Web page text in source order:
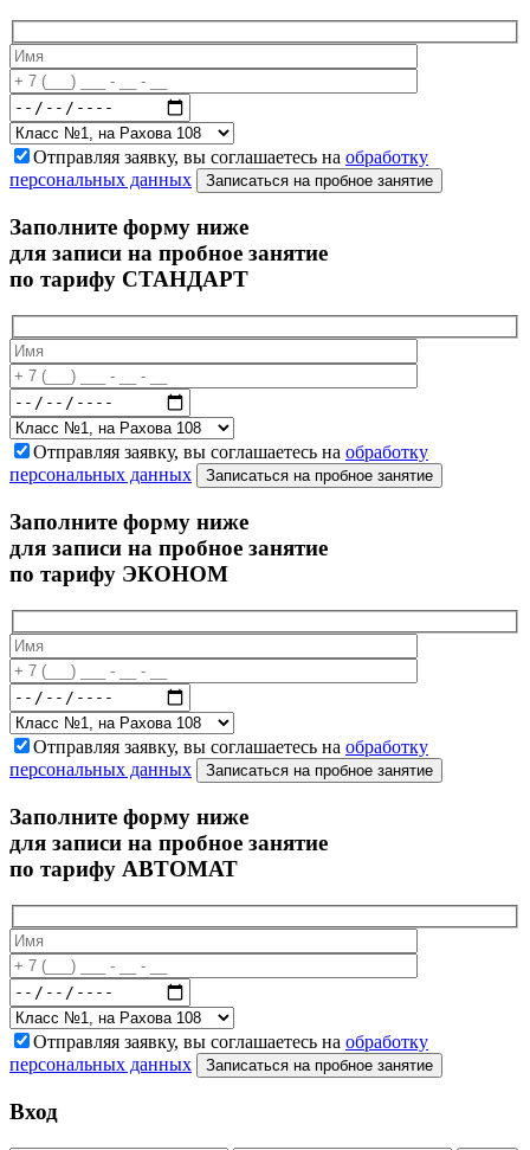
Отправляя заявку, вы соглашаетесь на обработку
персональных данных
Записаться на пробное занятие
Заполните форму ниже
для записи на пробное занятие
по тарифу СТАНДАРТ
Отправляя заявку, вы соглашаетесь на обработку
персональных данных
Записаться на пробное занятие
Заполните форму ниже
для записи на пробное занятие
по тарифу ЭКОНОМ
Отправляя заявку, вы соглашаетесь на обработку
персональных данных
Записаться на пробное занятие
Заполните форму ниже
для записи на пробное занятие
по тарифу АВТОМАТ
Отправляя заявку, вы соглашаетесь на обработку
персональных данных
Записаться на пробное занятие
Вход